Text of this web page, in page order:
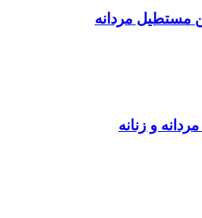
مستطیل مردانه
و زنانه